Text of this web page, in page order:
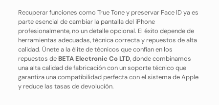
Recuperar funciones como True Tone y preservar Face ID ya es
parte esencial de cambiar la pantalla del iPhone
profesionalmente, no un detalle opcional. El éxito depende de
herramientas adecuadas, técnica correcta y repuestos de alta
calidad. Únete a la élite de técnicos que confían en los
repuestos de BETA Electronic Co LTD, donde combinamos
una alta calidad de fabricación con un soporte técnico que
garantiza una compatibilidad perfecta con el sistema de Apple
y reduce las tasas de devolución.